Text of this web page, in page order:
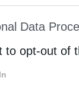
of
parties.
Data
to opt-out of
της